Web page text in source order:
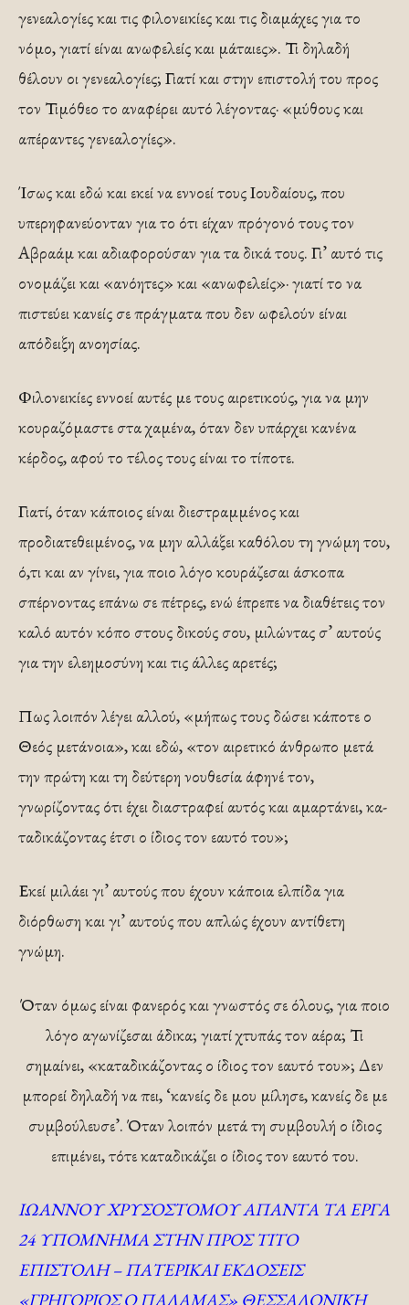
γενεαλογίες και τις φιλονεικίες και τις διαμάχες για το
νόμο, γιατί είναι ανωφελείς και μάταιες». Τι δηλαδή
θέλουν οι γενεαλογίες; Γιατί και στην επιστολή του προς
τον Τιμόθεο το αναφέρει αυτό λέγοντας· «μύθους και
απέραντες γενεαλογίες».
Ίσως και εδώ και εκεί να εννοεί τους Ιουδαίους, που
υπερηφανεύονταν για το ότι είχαν πρόγονό τους τον
Αβραάμ και αδιαφορούσαν για τα δικά τους. Γι’ αυτό τις
ονομάζει και «ανόητες» και «ανωφελείς»· γιατί το να
πιστεύει κανείς σε πράγματα που δεν ωφελούν είναι
απόδειξη ανοησίας.
Φιλονεικίες εννοεί αυτές με τους αιρετικούς, για να μην
κουραζόμαστε στα χαμένα, όταν δεν υπάρχει κανένα
κέρδος, αφού το τέλος τους είναι το τίποτε.
Γιατί, όταν κάποιος είναι διεστραμμένος και
προδιατεθειμένος, να μην αλλάξει καθόλου τη γνώμη του,
ό,τι και αν γίνει, για ποιο λόγο κουράζεσαι άσκο­πα
σπέρνοντας επάνω σε πέτρες, ενώ έπρεπε να διαθέτεις τον
καλό αυτόν κόπο στους δικούς σου, μιλώντας σ’ αυτούς
για την ελεημοσύνη και τις άλλες αρετές;
Πως λοιπόν λέγει αλλού, «μήπως τους δώσει κάποτε ο
Θεός μετάνοια», και εδώ, «τον αι­ρετικό άνθρωπο μετά
την πρώτη και τη δεύτερη νουθεσία άφηνέ τον,
γνωρίζοντας ότι έχει διαστραφεί αυτός και αμαρτάνει, κα­
ταδικάζοντας έτσι ο ίδιος τον εαυτό του»;
Εκεί μιλάει γι’ αυτούς που έχουν κάποια ελπίδα για
διόρθωση και γι’ αυτούς που απλώς έχουν αντίθετη
γνώμη.
Όταν όμως είναι φανερός και γνωστός σε όλους, για ποιο
λόγο αγωνίζεσαι άδικα; γιατί χτυπάς τον αέρα; Τι
σημαίνει, «καταδικάζοντας ο ίδιος τον εαυτό του»; Δεν
μπορεί δηλαδή να πει, ‘κανείς δε μου μίλησε, κανείς δε με
συμβούλευσε’. Όταν λοιπόν μετά τη συμβουλή ο ίδιος
επιμένει, τότε καταδικάζει ο ίδιος τον εαυτό του.
ΙΩΑΝΝΟΥ ΧΡΥΣΟΣΤΟΜΟΥ ΑΠΑΝΤΑ ΤΑ ΕΡΓΑ
24 ΥΠΟΜΝΗΜΑ ΣΤΗΝ ΠΡΟΣ ΤΙΤΟ
ΕΠΙΣΤΟΛΗ – ΠΑΤΕΡΙΚΑΙ ΕΚΔΟΣΕΙΣ
«ΓΡΗΓΟΡΙΟΣ Ο ΠΑΛΑΜΑΣ» ΘΕΣΣΑΛΟΝΙΚΗ